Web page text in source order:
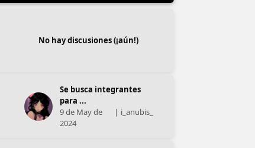
No hay discusiones (¡aún!)
9 de May de
2024
| i_anubis_
Se busca integrantes
para ...